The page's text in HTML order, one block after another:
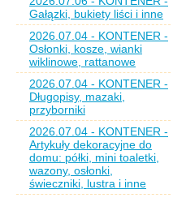
Gałązki, bukiety liści i inne
2026.07.04 - KONTENER -
Osłonki, kosze, wianki
wiklinowe, rattanowe
2026.07.04 - KONTENER -
Długopisy, mazaki,
przyborniki
2026.07.04 - KONTENER -
Artykuły dekoracyjne do
domu: półki, mini toaletki,
wazony, osłonki,
świeczniki, lustra i inne